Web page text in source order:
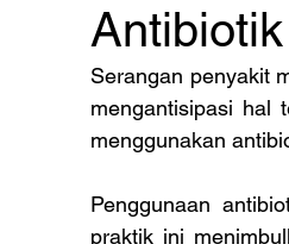
Serangan penyakit
mengantisipasi hal
menggunakan
Penggunaan
praktik ini